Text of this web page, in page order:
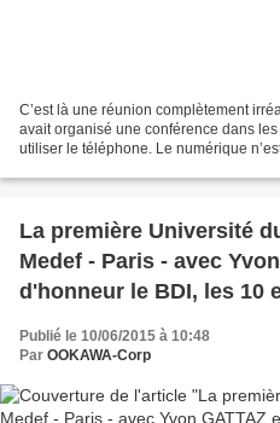
C’est là une réunion complètement
avait organisé une conférence dans
utiliser le téléphone. Le numérique
La première Université
Medef - Paris - avec
d'honneur le BDI, les 10
Publié le 10/06/2015 à 10:48
Par OOKAWA-Corp